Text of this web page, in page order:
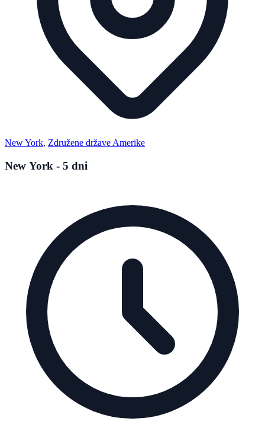
New York, Združene države Amerike
New York - 5 dni